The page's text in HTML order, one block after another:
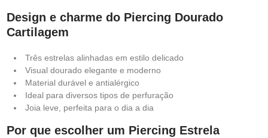
Design e charme do Piercing Dourado
Cartilagem
Três estrelas alinhadas em estilo delicado
Visual dourado elegante e moderno
Material durável e antialérgico
Ideal para diversos tipos de perfuração
Joia leve, perfeita para o dia a dia
Por que escolher um Piercing Estrela